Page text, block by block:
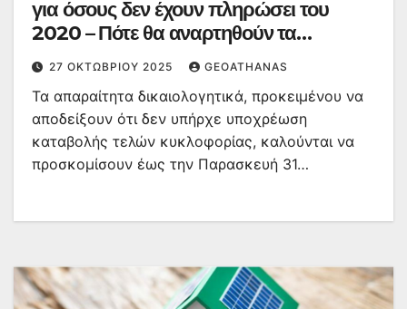
για όσους δεν έχουν πληρώσει του
2020 – Πότε θα αναρτηθούν τα
ειδοποιητήρια για το 2026
27 ΟΚΤΩΒΡΊΟΥ 2025 GEOATHANAS
Τα απαραίτητα δικαιολογητικά, προκειμένου να
αποδείξουν ότι δεν υπήρχε υποχρέωση
καταβολής τελών κυκλοφορίας, καλούνται να
προσκομίσουν έως την Παρασκευή 31…